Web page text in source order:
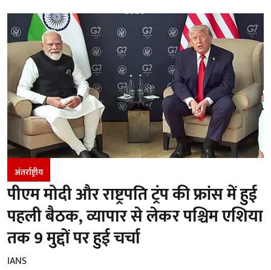
अंतर्राष्ट्रीय
पीएम मोदी और राष्ट्रपति ट्रंप की फ्रांस में हुई
पहली बैठक, व्यापार से लेकर पश्चिम एशिया
तक 9 मुद्दों पर हुई चर्चा
IANS